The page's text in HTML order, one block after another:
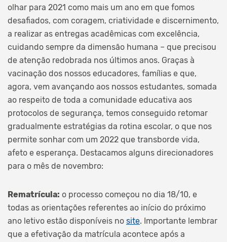
olhar para 2021 como mais um ano em que fomos
desafiados, com coragem, criatividade e discernimento,
a realizar as entregas acadêmicas com excelência,
cuidando sempre da dimensão humana – que precisou
de atenção redobrada nos últimos anos. Graças à
vacinação dos nossos educadores, famílias e que,
agora, vem avançando aos nossos estudantes, somada
ao respeito de toda a comunidade educativa aos
protocolos de segurança, temos conseguido retomar
gradualmente estratégias da rotina escolar, o que nos
permite sonhar com um 2022 que transborde vida,
afeto e esperança. Destacamos alguns direcionadores
para o mês de novembro:
Rematrícula: o processo começou no dia 18/10, e
todas as orientações referentes ao início do próximo
ano letivo estão disponíveis no site. Importante lembrar
que a efetivação da matrícula acontece após a